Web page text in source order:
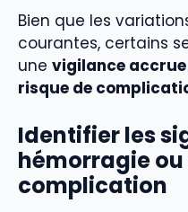
Bien que les
courantes, certains
une vigilance
risque de
Identifier les
hémorragie ou
complication